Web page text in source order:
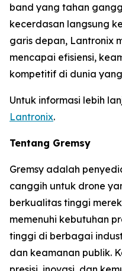
band yang tahan
kecerdasan langsung
garis depan, Lantronix
mencapai efisiensi,
kompetitif di dunia
Untuk informasi lebih
Lantronix.
Tentang Gremsy
Gremsy adalah
canggih untuk drone
berkualitas tinggi
memenuhi kebutuhan
tinggi di berbagai
dan keamanan publik.